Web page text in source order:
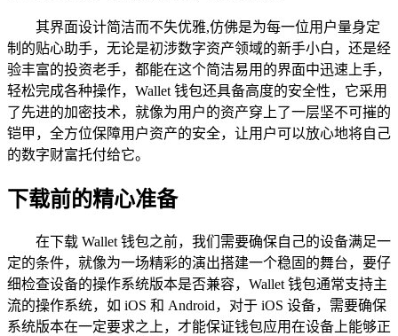
其界面设计简洁而不失优雅,仿佛是为每一位用户量身定
制的贴心助手，无论是初涉数字资产领域的新手小白，还是经
验丰富的投资老手，都能在这个简洁易用的界面中迅速上手，
轻松完成各种操作，Wallet 钱包还具备高度的安全性，它采用
了先进的加密技术，就像为用户的资产穿上了一层坚不可摧的
铠甲，全方位保障用户资产的安全，让用户可以放心地将自己
的数字财富托付给它。
下载前的精心准备
在下载 Wallet 钱包之前，我们需要确保自己的设备满足一
定的条件，就像为一场精彩的演出搭建一个稳固的舞台，要仔
细检查设备的操作系统版本是否兼容，Wallet 钱包通常支持主
流的操作系统，如 iOS 和 Android，对于 iOS 设备，需要确保
系统版本在一定要求之上，才能保证钱包应用在设备上能够正